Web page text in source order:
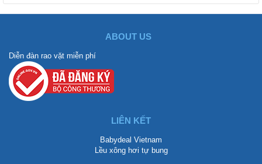
ABOUT US
Diễn đàn rao vặt miễn phí
LIÊN KẾT
Babydeal Vietnam
Lều xông hơi tự bung